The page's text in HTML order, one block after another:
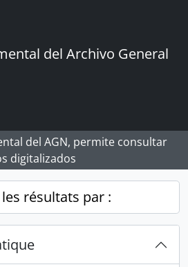
del Archivo General
del AGN, permite consultar
digitalizados
résultats par :